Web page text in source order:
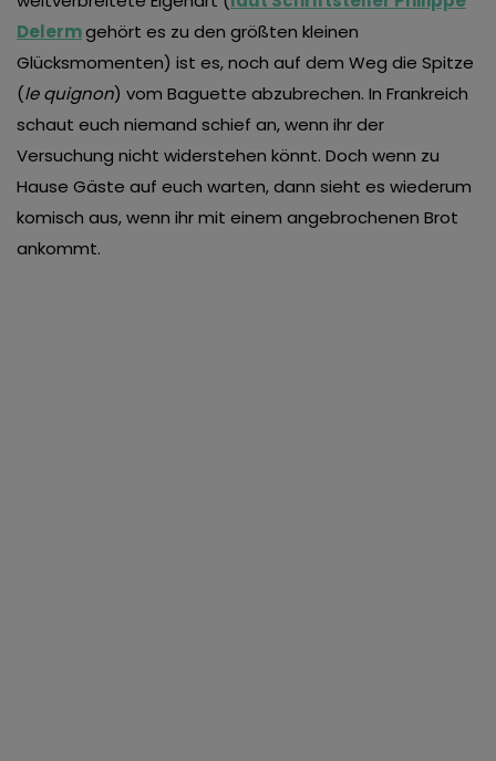
Delermgehört es zu den größten kleinen
Glücksmomenten) ist es, noch auf dem Weg die Spitze
(le quignon) vom Baguette abzubrechen. In Frankreich
schaut euch niemand schief an, wenn ihr der
Versuchung nicht widerstehen könnt. Doch wenn zu
Hause Gäste auf euch warten, dann sieht es wiederum
komisch aus, wenn ihr mit einem angebrochenen Brot
ankommt.